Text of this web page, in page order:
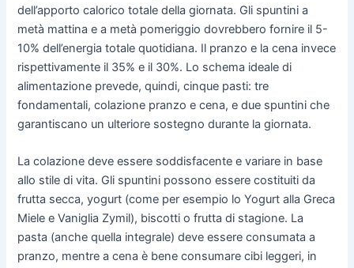
dell’apporto calorico totale della giornata. Gli spuntini a
metà mattina e a metà pomeriggio dovrebbero fornire il 5-
10% dell’energia totale quotidiana. Il pranzo e la cena invece
rispettivamente il 35% e il 30%. Lo schema ideale di
alimentazione prevede, quindi, cinque pasti: tre
fondamentali, colazione pranzo e cena, e due spuntini che
garantiscano un ulteriore sostegno durante la giornata.
La colazione deve essere soddisfacente e variare in base
allo stile di vita. Gli spuntini possono essere costituiti da
frutta secca, yogurt (come per esempio lo Yogurt alla Greca
Miele e Vaniglia Zymil), biscotti o frutta di stagione. La
pasta (anche quella integrale) deve essere consumata a
pranzo, mentre a cena è bene consumare cibi leggeri, in